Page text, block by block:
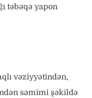
təbəqə yapon
vəziyyətindən,
səmimi şəkildə